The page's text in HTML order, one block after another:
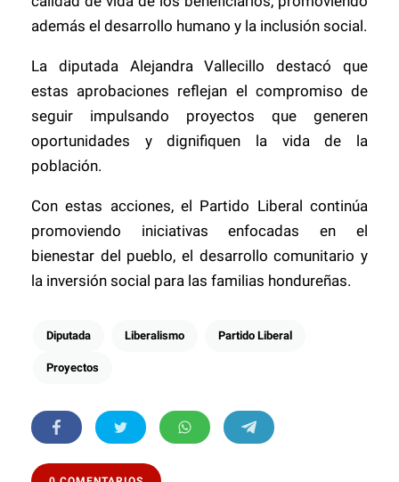
además el desarrollo humano y la inclusión social.
La diputada Alejandra Vallecillo destacó que
estas aprobaciones reflejan el compromiso de
seguir impulsando proyectos que generen
oportunidades y dignifiquen la vida de la
población.
Con estas acciones, el Partido Liberal continúa
promoviendo iniciativas enfocadas en el
bienestar del pueblo, el desarrollo comunitario y
la inversión social para las familias hondureñas.
Diputada Liberalismo Partido Liberal
Proyectos